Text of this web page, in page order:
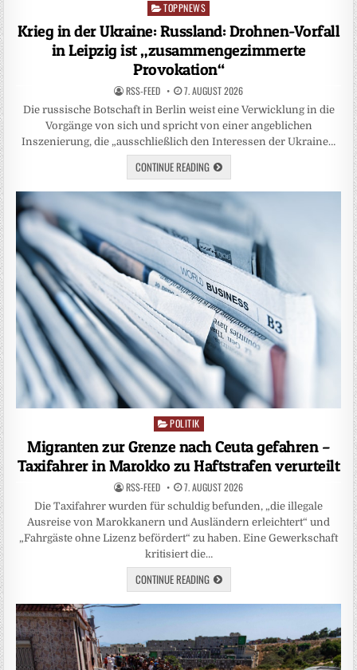
Posted
TOPPNEWS
Krieg in der Ukraine: Russland: Drohnen-Vorfall
in Leipzig ist „zusammengezimmerte
Provokation“
RSS-FEED 7. AUGUST 2026
Die russische Botschaft in Berlin weist eine Verwicklung in die
Vorgänge von sich und spricht von einer angeblichen
Inszenierung, die „ausschließlich den Interessen der Ukraine…
CONTINUE READING
Posted
POLITIK
Migranten zur Grenze nach Ceuta gefahren –
Taxifahrer in Marokko zu Haftstrafen verurteilt
RSS-FEED 7. AUGUST 2026
Die Taxifahrer wurden für schuldig befunden, „die illegale
Ausreise von Marokkanern und Ausländern erleichtert“ und
„Fahrgäste ohne Lizenz befördert“ zu haben. Eine Gewerkschaft
kritisiert die…
CONTINUE READING